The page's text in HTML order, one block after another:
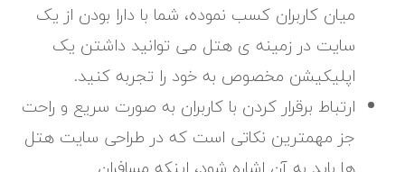
میان کاربران کسب نموده، شما با دارا بودن از یک
سایت در زمینه ی هتل می توانید داشتن یک
اپلیکیشن مخصوص به خود را تجربه کنید.
ارتباط برقرار کردن با کاربران به صورت سریع و راحت
جز مهمترین نکاتی است که در طراحی سایت هتل